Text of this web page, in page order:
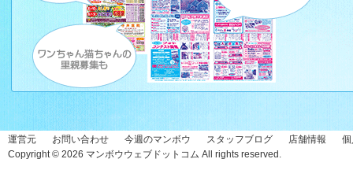
運営元 お問い合わせ 今週のマンボウ スタッフブログ 店舗情報
Copyright © 2026 マンボウウェブドットコム All rights reserved.